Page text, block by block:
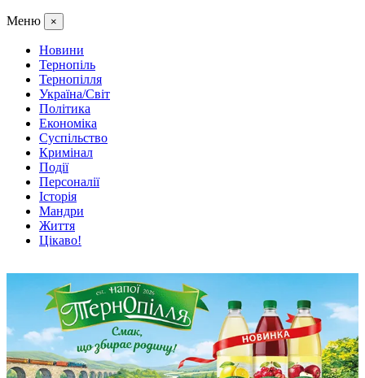
Меню ×
Новини
Тернопіль
Тернопілля
Україна/Світ
Політика
Економіка
Суспільство
Кримінал
Події
Персоналії
Історія
Мандри
Життя
Цікаво!